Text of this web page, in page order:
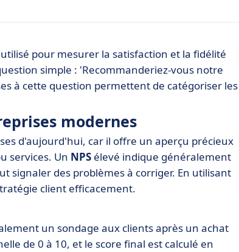
pour mesurer la satisfaction et la fidélité
simple : 'Recommanderiez-vous notre
à cette question permettent de catégoriser les
modernes
d'aujourd'hui, car il offre un aperçu précieux
services. Un NPS élevé indique généralement
signaler des problèmes à corriger. En utilisant
client efficacement.
un sondage aux clients après un achat
de 0 à 10, et le score final est calculé en